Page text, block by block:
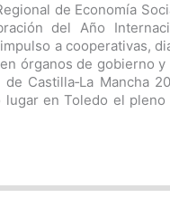
de Economía
del Año
a cooperativas,
órganos de gobierno y
Castilla‑La Mancha
en Toledo el pleno